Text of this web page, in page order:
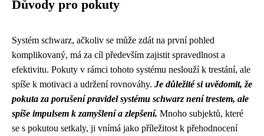
Důvody pro pokuty
Systém schwarz, ačkoliv se může zdát na první pohled
komplikovaný, má za cíl především zajistit spravedlnost a
efektivitu. Pokuty v rámci tohoto systému neslouží k trestání, ale
spíše k motivaci a udržení rovnováhy. Je důležité si uvědomit, že
pokuta za porušení pravidel systému schwarz není trestem, ale
spíše impulsem k zamyšlení a zlepšení. Mnoho subjektů, které
se s pokutou setkaly, ji vnímá jako příležitost k přehodnocení